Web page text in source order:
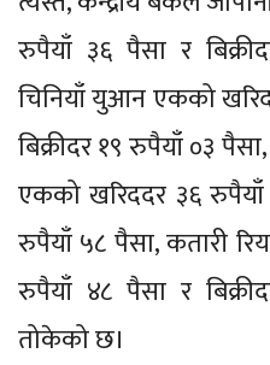
रुपैयाँ ३६ पैसा र
चिनियाँ युआन एकको
बिक्रीदर १९ रुपैयाँ ०३
एकको खरिददर ३६ रुपैयाँ
रुपैयाँ ५८ पैसा, कतारी
रुपैयाँ ४८ पैसा र
तोकेको छ।